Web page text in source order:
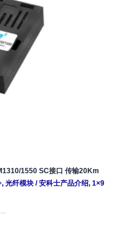
1550 SC接口 传输20Km
, 光纤模块/安科士产品介绍, 1×9